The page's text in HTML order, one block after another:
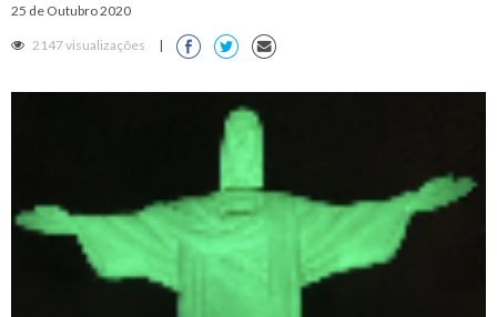
25 de Outubro 2020
2147 visualizações |